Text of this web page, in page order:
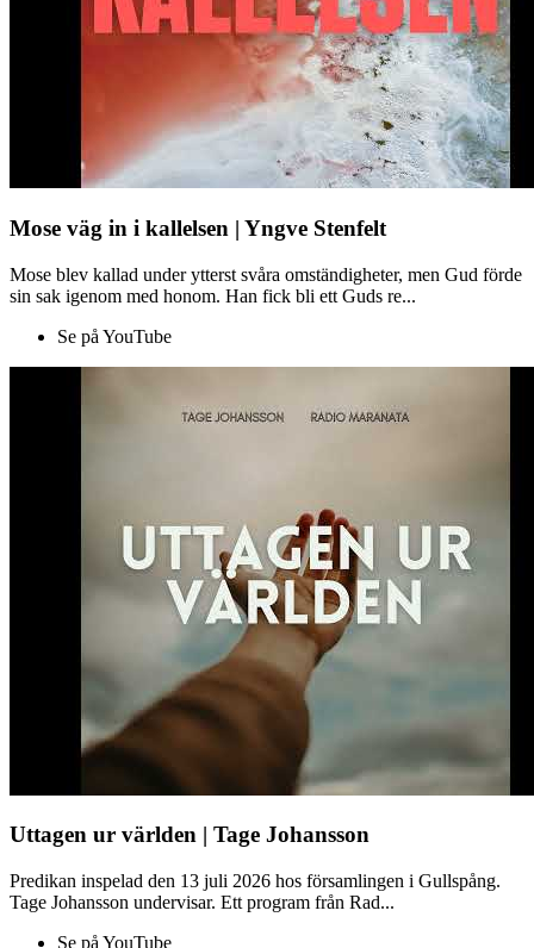
Mose väg in i kallelsen | Yngve Stenfelt
Mose blev kallad under ytterst svåra omständigheter, men Gud förde
sin sak igenom med honom. Han fick bli ett Guds re...
Se på YouTube
Uttagen ur världen | Tage Johansson
Predikan inspelad den 13 juli 2026 hos församlingen i Gullspång.
Tage Johansson undervisar. Ett program från Rad...
Se på YouTube